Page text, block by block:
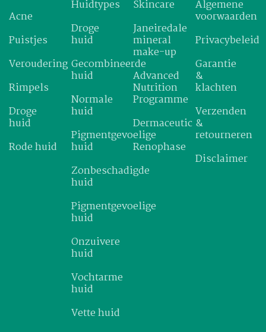
Acne
Puistjes
Veroudering
Rimpels
Droge
huid
Rode huid
Huidtypes
Droge
huid
Gecombineerde
huid
Normale
huid
Pigmentgevoelige
huid
Zonbeschadigde
huid
Pigmentgevoelige
huid
Onzuivere
huid
Vochtarme
huid
Vette huid
Skincare
Janeiredale
mineral
make-up
Advanced
Nutrition
Programme
Dermaceutic
Renophase
Algemene
voorwaarden
Privacybeleid
Garantie
&
klachten
Verzenden
&
retourneren
Disclaimer